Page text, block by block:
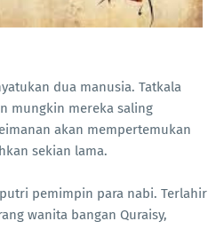
dua manusia. Tatkala
mungkin mereka saling
akan mempertemukan
sekian lama.
pemimpin para nabi. Terlahir
wanita bangan Quraisy,